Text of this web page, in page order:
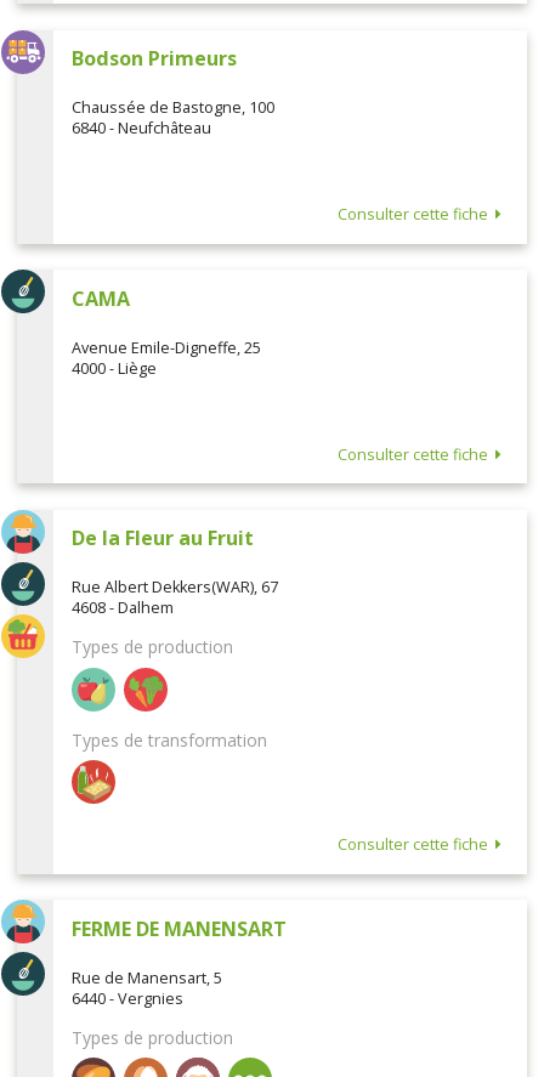
Bodson Primeurs
Chaussée de Bastogne, 100
6840 - Neufchâteau
Consulter cette fiche
CAMA
Avenue Emile-Digneffe, 25
4000 - Liège
Consulter cette fiche
De la Fleur au Fruit
Rue Albert Dekkers(WAR), 67
4608 - Dalhem
Types de production
Types de transformation
Consulter cette fiche
FERME DE MANENSART
Rue de Manensart, 5
6440 - Vergnies
Types de production